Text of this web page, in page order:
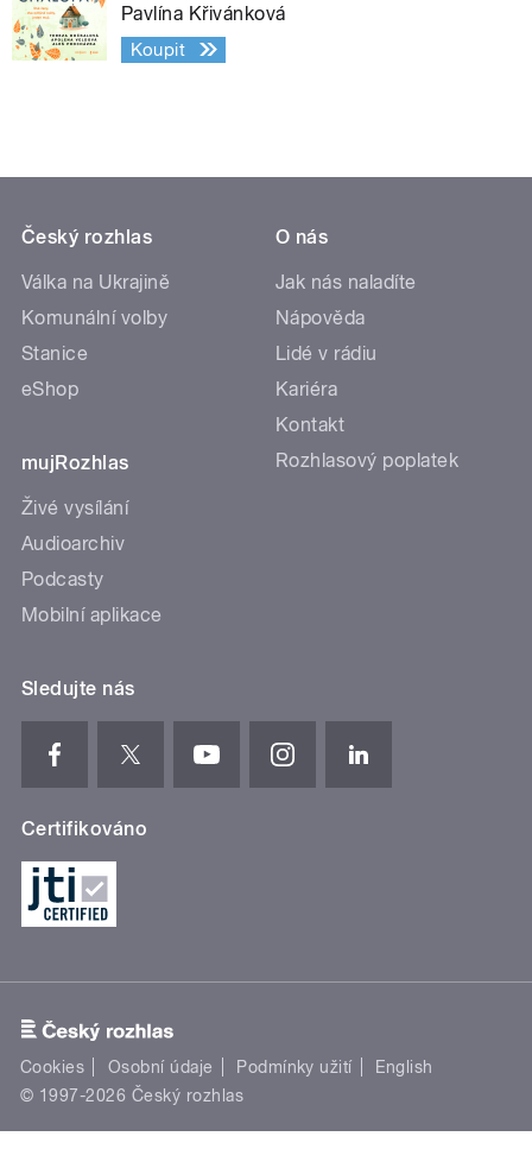
Pavlína Křivánková
Koupit
Český rozhlas
Válka na Ukrajině
Komunální volby
Stanice
eShop
mujRozhlas
Živé vysílání
Audioarchiv
Podcasty
Mobilní aplikace
O nás
Jak nás naladíte
Nápověda
Lidé v rádiu
Kariéra
Kontakt
Rozhlasový poplatek
Sledujte nás
Certifikováno
Cookies Osobní údaje Podmínky užití
English
© 1997-2026 Český rozhlas